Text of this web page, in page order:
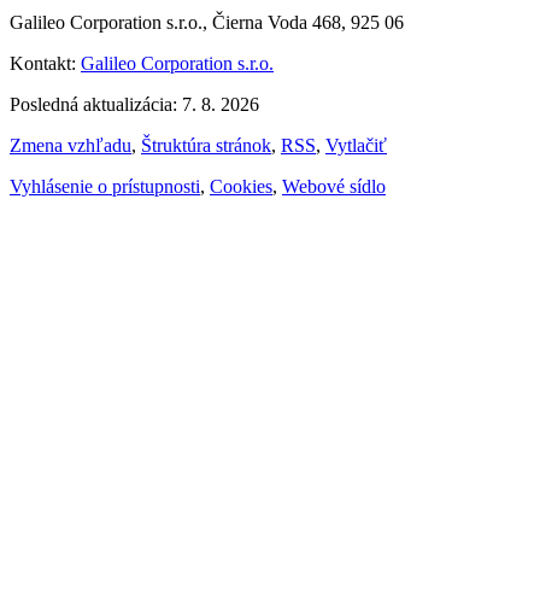
Galileo Corporation s.r.o., Čierna Voda 468, 925 06
Kontakt: Galileo Corporation s.r.o.
Posledná aktualizácia: 7. 8. 2026
Zmena vzhľadu, Štruktúra stránok, RSS, Vytlačiť
Vyhlásenie o prístupnosti, Cookies, Webové sídlo